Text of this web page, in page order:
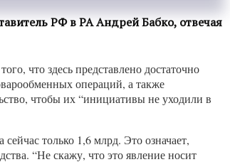
РФ в РА Андрей Бабко, отвечая
что здесь представлено достаточно
операций, а также
чтобы их “инициативы не уходили в
только 1,6 млрд. Это означает,
“Не скажу, что это явление носит